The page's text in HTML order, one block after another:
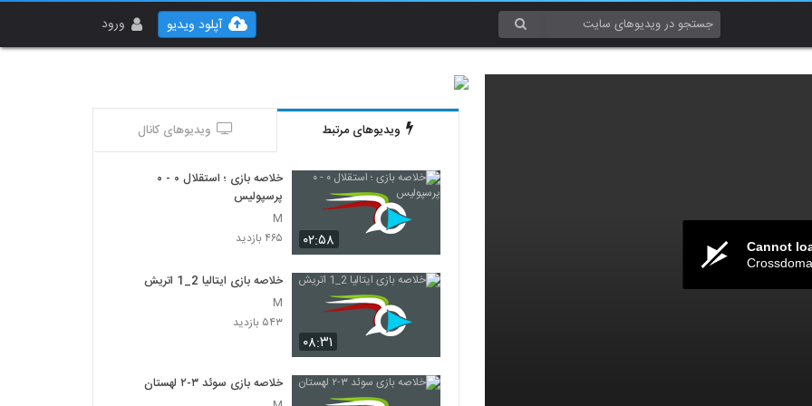
ورود آپلود ویدیو
Cannot
ویدیوهای مرتبط ویدیوهای کانال
۰۲:۵۸
خلاصه بازی ؛ استقلال ۰ - ۰
پرسپولیس
M
۴۶۵ بازدید
۰۸:۳۱
خلاصه بازی ایتالیا 2_1 اتريش
M
۵۴۳ بازدید
خلاصه بازی سوئد ۳-۲ لهستان